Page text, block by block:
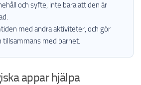
och syfte, inte bara att den är
med andra aktiviteter, och gör
tillsammans med barnet.
appar hjälpa